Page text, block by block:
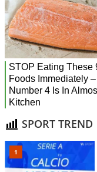
SPORT TREND